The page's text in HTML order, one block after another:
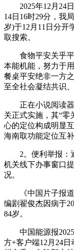
2025年12月24日
14日16时29分，我
岁)于12月11日分开
取搜索。
食物平安关乎平
本能机能，努力于
餐桌平安绝非一方
至全社会凝结共识、
正在小说阅读器
关正式实施，其“零
心的定位构成明显
海南取功能定位互
2。便利举报：通
机关线下办事窗口
况。
《中国片子报道
编剧翟俊杰因病于
84岁。
中国能源报2025-
方+客户端12月24